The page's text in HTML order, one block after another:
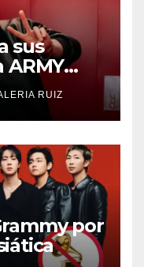
sus
ARMY
BTS
RUIZ
por